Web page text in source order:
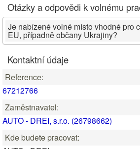
Otázky a odpovědi k volnému
Je nabízené volné místo vhodné pro
EU, případně občany Ukrajiny?
Kontaktní údaje
Reference:
67212766
Zaměstnavatel:
AUTO - DREI, s.r.o. (26798662)
Kde budete pracovat: